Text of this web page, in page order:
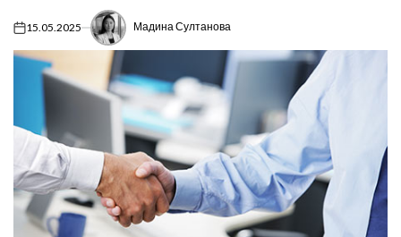
on15.05.2025 Мадина Султанова